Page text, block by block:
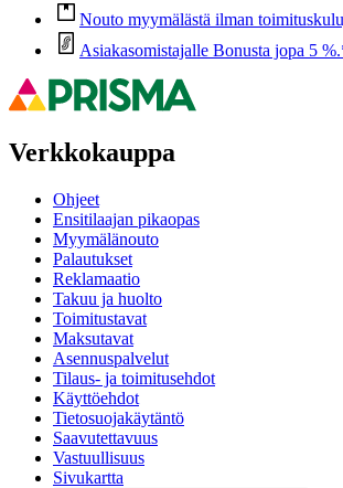
Nouto myymälästä ilman
Asiakasomistajalle Bonusta jopa 5
Verkkokauppa
Ohjeet
Ensitilaajan pikaopas
Myymälänouto
Palautukset
Reklamaatio
Takuu ja huolto
Toimitustavat
Maksutavat
Asennuspalvelut
Tilaus- ja toimitusehdot
Käyttöehdot
Tietosuojakäytäntö
Saavutettavuus
Vastuullisuus
Sivukartta